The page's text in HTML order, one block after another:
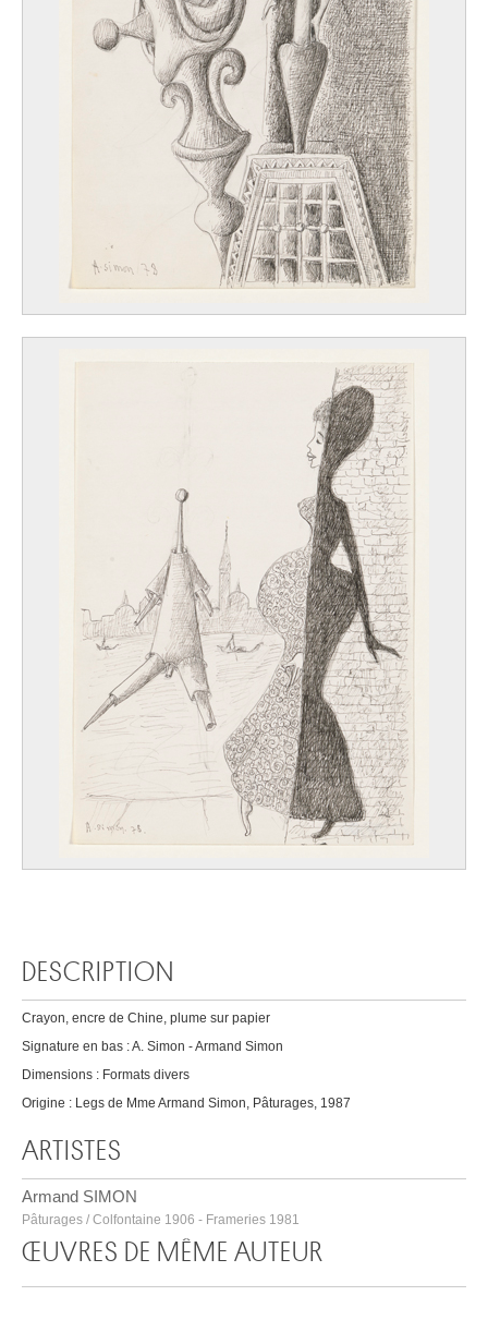
DESCRIPTION
Crayon, encre de Chine, plume sur papier
Signature en bas : A. Simon - Armand Simon
Dimensions : Formats divers
Origine : Legs de Mme Armand Simon, Pâturages, 1987
ARTISTES
Armand SIMON
Pâturages / Colfontaine 1906 - Frameries 1981
ŒUVRES DE MÊME AUTEUR